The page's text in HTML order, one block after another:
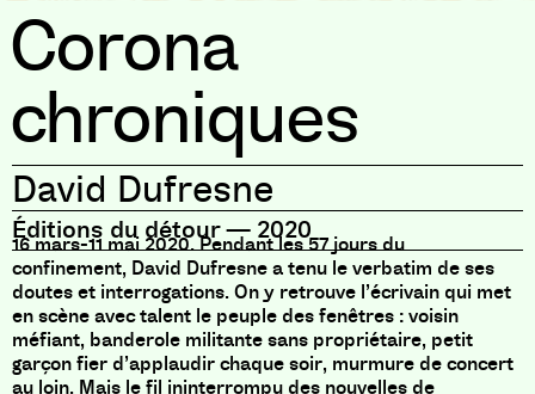
Corona
chroniques
David Dufresne
Éditions du détour— 2020
16 mars-11 mai 2020. Pendant les 57 jours du
confinement, David Dufresne a tenu le verbatim de ses
doutes et interrogations. On y retrouve l’écrivain qui met
en scène avec talent le peuple des fenêtres : voisin
méfiant, banderole militante sans propriétaire, petit
garçon fier d’applaudir chaque soir, murmure de concert
au loin. Mais le fil ininterrompu des nouvelles de